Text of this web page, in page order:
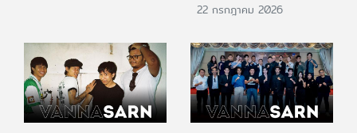
22 กรกฎาคม 2026